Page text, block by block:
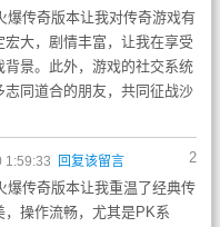
爆传奇版本让我对传奇游戏有
大，剧情丰富，让我在享受
景。此外，游戏的社交系统
同道合的朋友，共同征战沙
2
1:59:33 回复该留言
爆传奇版本让我重温了经典传
操作流畅，尤其是PK系